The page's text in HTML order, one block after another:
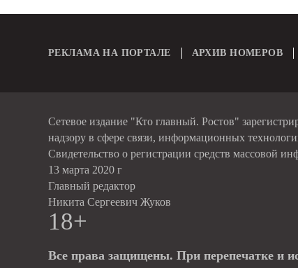
РЕКЛАМА НА ПОРТАЛЕ АРХИВ НОМЕРОВ
Сетевое издание "Кто главный. Ростов"
надзору в сфере связи, информационных
Свидетельство о регистрации средств массовой
13 марта 2020 г
Главный редактор
Никита Сергеевич Жуков
18+
Все права защищены. При перепечатке и